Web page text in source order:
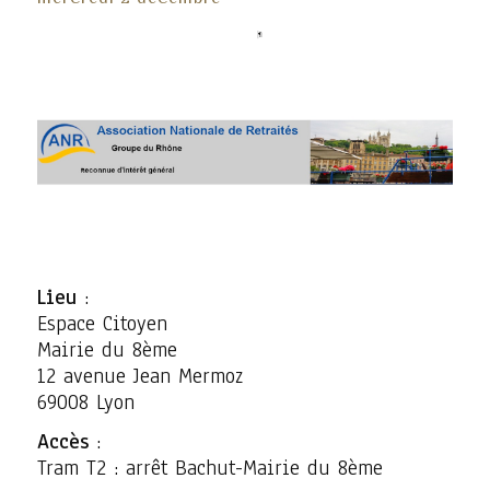
Lieu :
Espace Citoyen
Mairie du 8ème
12 avenue Jean Mermoz
69008 Lyon
Accès :
Tram T2 : arrêt Bachut-Mairie du 8ème